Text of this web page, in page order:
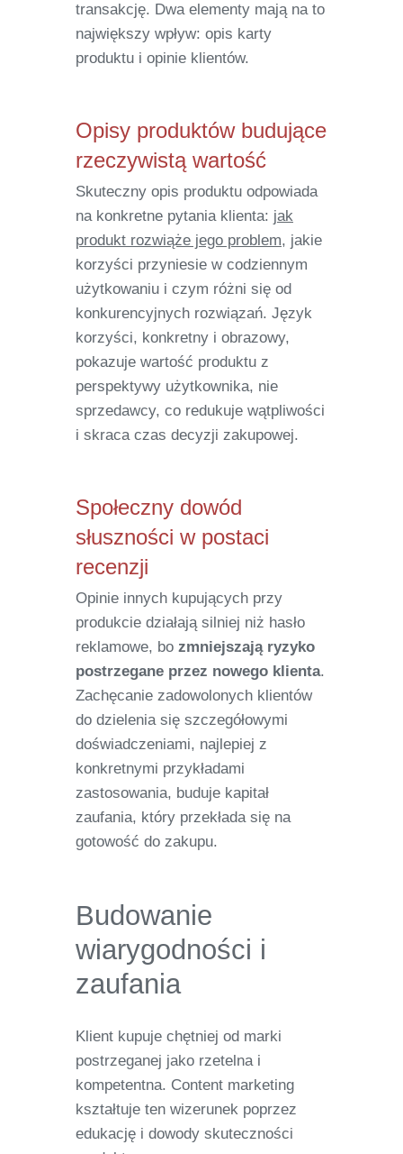
transakcję. Dwa elementy mają na to
największy wpływ: opis karty
produktu i opinie klientów.
Opisy produktów budujące
rzeczywistą wartość
Skuteczny opis produktu odpowiada
na konkretne pytania klienta: jak
produkt rozwiąże jego problem, jakie
korzyści przyniesie w codziennym
użytkowaniu i czym różni się od
konkurencyjnych rozwiązań. Język
korzyści, konkretny i obrazowy,
pokazuje wartość produktu z
perspektywy użytkownika, nie
sprzedawcy, co redukuje wątpliwości
i skraca czas decyzji zakupowej.
Społeczny dowód
słuszności w postaci
recenzji
Opinie innych kupujących przy
produkcie działają silniej niż hasło
reklamowe, bo zmniejszają ryzyko
postrzegane przez nowego klienta.
Zachęcanie zadowolonych klientów
do dzielenia się szczegółowymi
doświadczeniami, najlepiej z
konkretnymi przykładami
zastosowania, buduje kapitał
zaufania, który przekłada się na
gotowość do zakupu.
Budowanie
wiarygodności i
zaufania
Klient kupuje chętniej od marki
postrzeganej jako rzetelna i
kompetentna. Content marketing
kształtuje ten wizerunek poprzez
edukację i dowody skuteczności